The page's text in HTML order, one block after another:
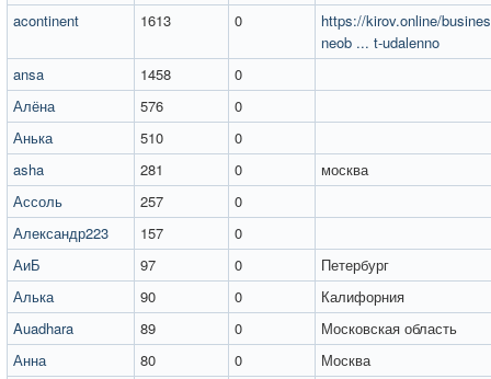
acontinent
1613 0
https://kirov.online/
neob ... t-udalenno
ansa
1458
0
Алёна
576
0
Анька
510
0
asha
281 0
москва
Ассоль
257
0
Александр223
157
0
АиБ
97 0
Петербург
Алька
90 0
Калифорния
Auadhara
89 0
Московская область
Анна
80 0 Москва